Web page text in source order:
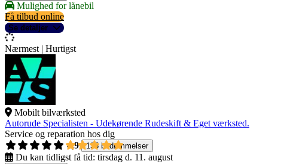
Mulighed for lånebil
Få tilbud online
Se detaljer
Nærmest | Hurtigst
Mobilt bilværksted
Autorude Specialisten - Udekørende Rudeskift & Eget værksted.
Service og reparation hos dig
4,9
135 bedømmelser
Du kan tidligst få tid: tirsdag d. 11. august